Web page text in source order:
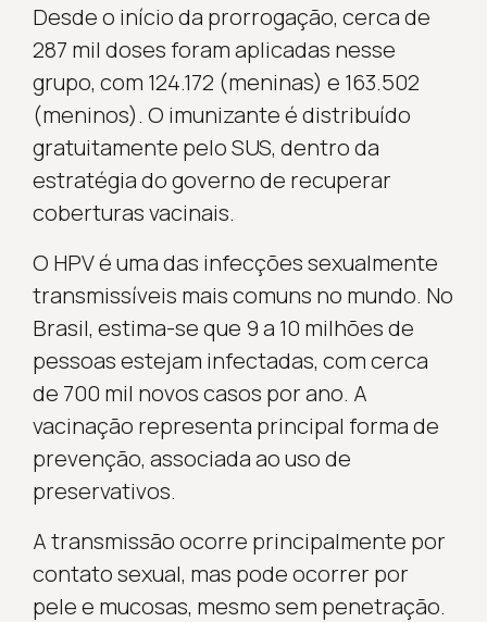
Desde o início da prorrogação, cerca de
287 mil doses foram aplicadas nesse
grupo, com 124.172 (meninas) e 163.502
(meninos). O imunizante é distribuído
gratuitamente pelo SUS, dentro da
estratégia do governo de recuperar
coberturas vacinais.
O HPV é uma das infecções sexualmente
transmissíveis mais comuns no mundo. No
Brasil, estima-se que 9 a 10 milhões de
pessoas estejam infectadas, com cerca
de 700 mil novos casos por ano. A
vacinação representa principal forma de
prevenção, associada ao uso de
preservativos.
A transmissão ocorre principalmente por
contato sexual, mas pode ocorrer por
pele e mucosas, mesmo sem penetração.